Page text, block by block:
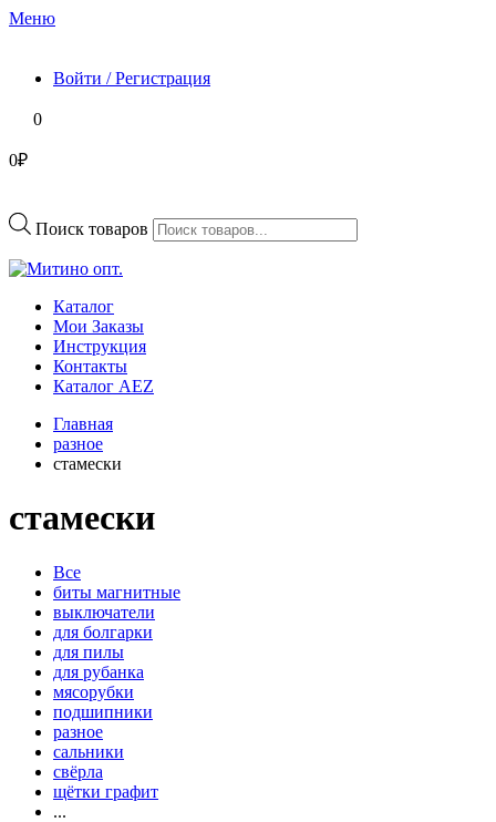
Меню
Войти / Регистрация
0
0₽
Поиск товаров
Каталог
Мои Заказы
Инструкция
Контакты
Каталог AEZ
Главная
разное
стамески
стамески
Все
биты магнитные
выключатели
для болгарки
для пилы
для рубанка
мясорубки
подшипники
разное
сальники
свёрла
щётки графит
...